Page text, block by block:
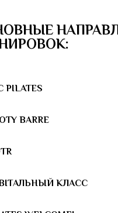
PILATES
BARRE
КЛАСС